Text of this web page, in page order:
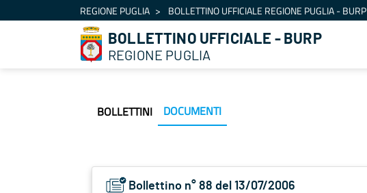
Salta al contenutoREGIONE PUGLIA BOLLETTINO UFFICIALE REGIONE PUGLIA - BURP
BOLLETTINO UFFICIALE - BURP
REGIONE PUGLIA
BOLLETTINI DOCUMENTI
Bollettino n° 88 del 13/07/2006